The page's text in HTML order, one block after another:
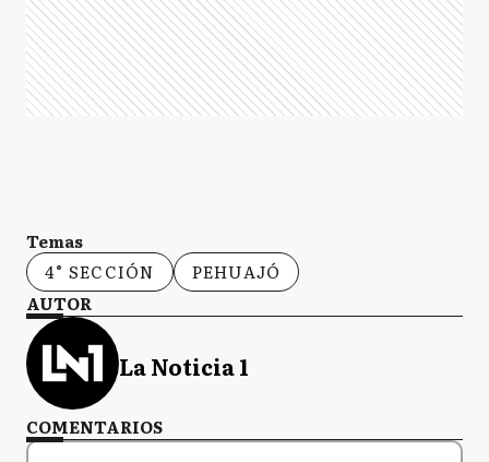
Temas
4° SECCIÓN
PEHUAJÓ
AUTOR
La Noticia 1
COMENTARIOS